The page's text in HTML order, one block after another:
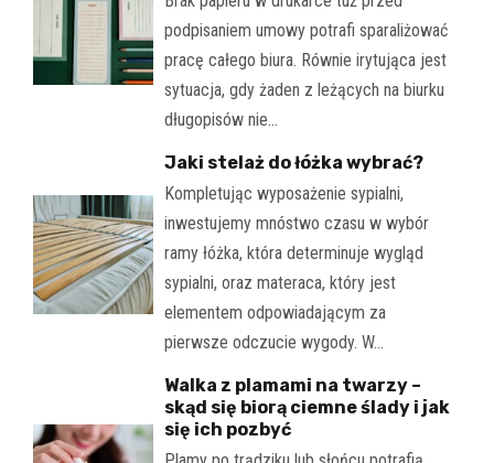
podpisaniem umowy potrafi sparaliżować
pracę całego biura. Równie irytująca jest
sytuacja, gdy żaden z leżących na biurku
długopisów nie…
Jaki stelaż do łóżka wybrać?
Kompletując wyposażenie sypialni,
inwestujemy mnóstwo czasu w wybór
ramy łóżka, która determinuje wygląd
sypialni, oraz materaca, który jest
elementem odpowiadającym za
pierwsze odczucie wygody. W…
Walka z plamami na twarzy –
skąd się biorą ciemne ślady i jak
się ich pozbyć